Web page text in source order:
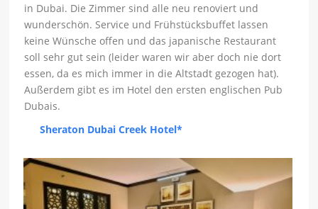
in Dubai. Die Zimmer sind alle neu renoviert und
wunderschön. Service und Frühstücksbuffet lassen
keine Wünsche offen und das japanische Restaurant
soll sehr gut sein (leider waren wir aber doch nie dort
essen, da es mich immer in die Altstadt gezogen hat).
Außerdem gibt es im Hotel den ersten englischen Pub
Dubais.
Sheraton Dubai Creek Hotel*